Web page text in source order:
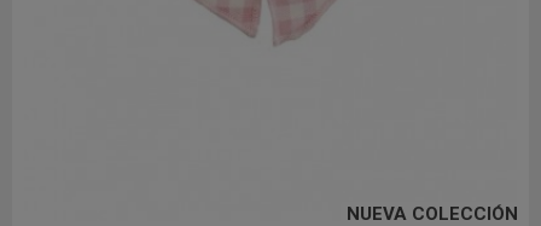
NUEVA COLECCIÓN